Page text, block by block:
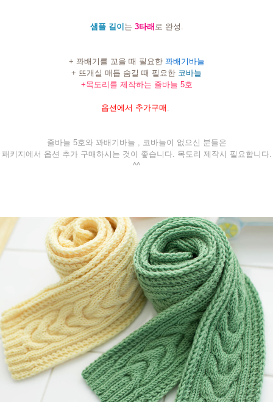
샘플 길이 는 3타래 로 완성.
+ 꽈배기를 꼬을 때 필요한 꽈배기바늘
+ 뜨개실 매듭 숨길 때 필요한 코바늘
+목도리를 제작하는 줄바늘 5호
옵션에서 추가구매 .
줄바늘 5호와 꽈배기바늘 , 코바늘이 없으신 분들은
패키지에서 옵션 추가 구매하시는 것이 좋습니다. 목도리 제작시 필요합니다.
^^